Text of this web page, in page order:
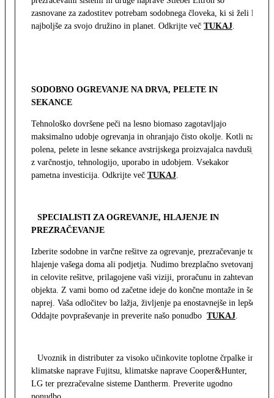
zasnovane za zadostitev potrebam sodobnega človeka, ki si želi le
najboljše za svojo družino in planet. Odkrijte več TUKAJ.
SODOBNO OGREVANJE NA DRVA, PELETE IN
SEKANCE
Tehnološko dovršene peči na lesno biomaso zagotavljajo
maksimalno udobje ogrevanja in ohranjajo čisto okolje. Kotli na
polena, pelete in lesne sekance avstrijskega proizvajalca navdušijo
z varčnostjo, tehnologijo, uporabo in udobjem. Vsekakor
pametna investicija. Odkrijte več TUKAJ.
SPECIALISTI ZA OGREVANJE, HLAJENJE IN
PREZRAČEVANJE
Izberite sodobne in varčne rešitve za ogrevanje, prezračevanje ter
hlajenje vašega doma ali podjetja. Nudimo brezplačno svetovanje
in celovite rešitve, prilagojene vaši viziji, proračunu in zahtevam
objekta. Z vami bomo od začetne ideje do končne montaže in še
naprej. Vaša odločitev bo lažja, življenje pa enostavnejše in lepše.
Oddajte povpraševanje in preverite našo ponudbo TUKAJ.
Uvoznik in distributer za visoko učinkovite toplotne črpalke in
klimatske naprave Fujitsu, klimatske naprave Cooper&Hunter,
LG ter prezračevalne sisteme Dantherm. Preverite ugodno